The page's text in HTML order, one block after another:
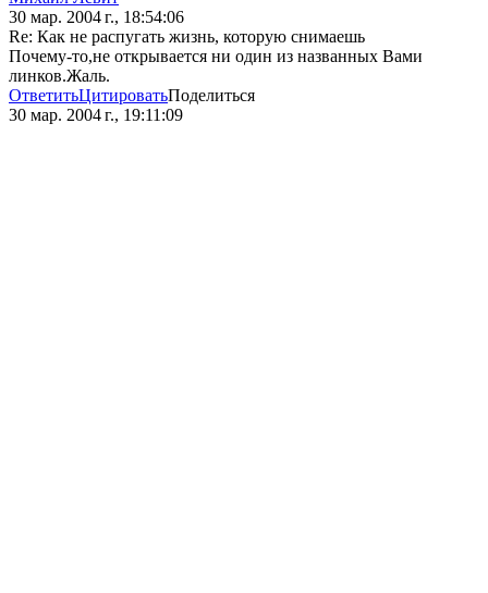
30 мар. 2004 г., 18:54:06
Re: Как не распугать жизнь, которую снимаешь
Почему-то,не открывается ни один из названных Вами
линков.Жаль.
ОтветитьЦитироватьПоделиться
30 мар. 2004 г., 19:11:09